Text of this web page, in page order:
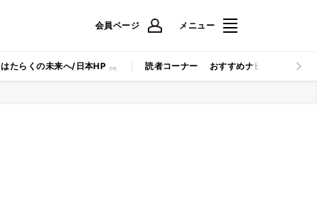
会員ページ メニュー
はたらくの未来へ/日本HP 読者コーナー おすすめナビ マイナビ